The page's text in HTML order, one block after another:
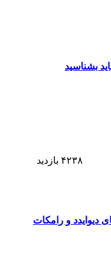
۴۲۳۸ بازدید
دیوایدد و رامکات